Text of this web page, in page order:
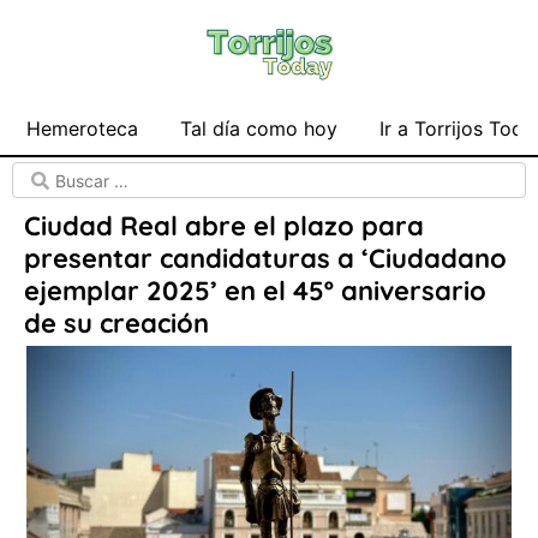
Hemeroteca Tal día como hoy Ir a Torrijos
Ciudad Real abre el plazo para
presentar candidaturas a ‘Ciudadano
ejemplar 2025’ en el 45º aniversario
de su creación